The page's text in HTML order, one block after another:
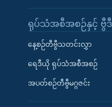
ရုပ်သံအစီအစဉ်နှင့် ဗွီဒီ
နေ့စဉ်တီဗွီသတင်းလွှာ
ရေဒီယို ရုပ်သံအစီအစဉ်
အပတ်စဉ်တီဗွီမဂ္ဂဇင်း